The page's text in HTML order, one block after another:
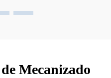
Mecanizado